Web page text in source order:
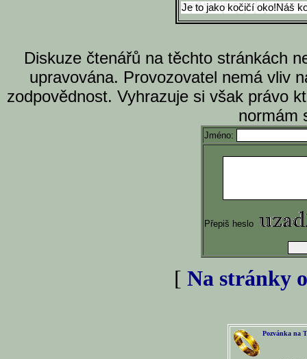
Je to jako kočičí oko!Náš
Diskuze čtenářů na těchto stránkách
upravována. Provozovatel nemá vliv
zodpovědnost. Vyhrazuje si však právo
normám
Jméno:
Přepiš heslo
[ Na stránky
Pozvánka na